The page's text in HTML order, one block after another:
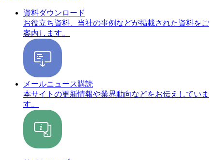
資料ダウンロード
お役立ち資料、当社の事例などが掲載された資料をご
案内します。
メールニュース購読
本サイトの更新情報や業界動向などをお伝えしていま
す。